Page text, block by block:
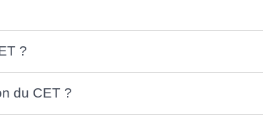
?
du CET ?